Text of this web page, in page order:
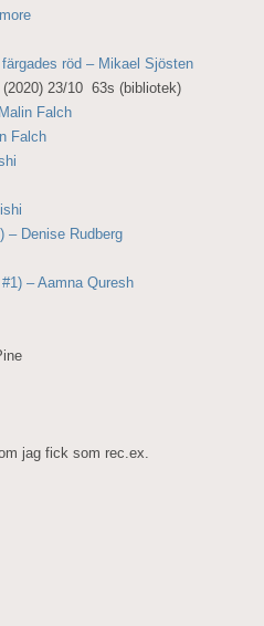
röd – Mikael Sjösten
(2020) 23/10 63s (bibliotek)
Falch
Falch
– Denise Rudberg
– Aamna Quresh
jag fick som rec.ex.